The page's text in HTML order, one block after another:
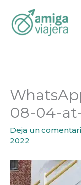
contenido
Emigrar a
Claudia
WhatsApp-
08-04-at-
Deja un
2022